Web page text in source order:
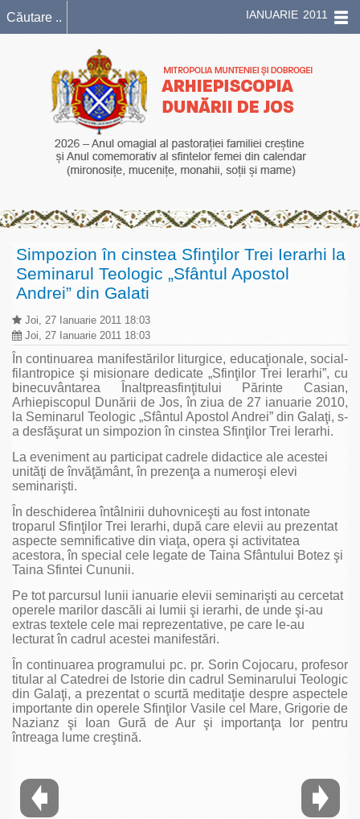
IANUARIE 2011
Simpozion în cinstea Sfinţilor Trei Ierarhi la
Seminarul Teologic „Sfântul Apostol
Andrei” din Galati
Joi, 27 Ianuarie 2011 18:03
Joi, 27 Ianuarie 2011 18:03
În continuarea manifestărilor liturgice, educaţionale, social-
filantropice şi misionare dedicate „Sfinţilor Trei Ierarhi”, cu
binecuvântarea Înaltpreasfinţitului Părinte Casian,
Arhiepiscopul Dunării de Jos, în ziua de 27 ianuarie 2010,
la Seminarul Teologic „Sfântul Apostol Andrei” din Galaţi, s-
a desfăşurat un simpozion în cinstea Sfinţilor Trei Ierarhi.
La eveniment au participat cadrele didactice ale acestei
unităţi de învăţământ, în prezenţa a numeroşi elevi
seminarişti.
În deschiderea întâlnirii duhovniceşti au fost intonate
troparul Sfinţilor Trei Ierarhi, după care elevii au prezentat
aspecte semnificative din viaţa, opera şi activitatea
acestora, în special cele legate de Taina Sfântului Botez şi
Taina Sfintei Cununii.
Pe tot parcursul lunii ianuarie elevii seminarişti au cercetat
operele marilor dascăli ai lumii şi ierarhi, de unde şi-au
extras textele cele mai reprezentative, pe care le-au
lecturat în cadrul acestei manifestări.
În continuarea programului pc. pr. Sorin Cojocaru, profesor
titular al Catedrei de Istorie din cadrul Seminarului Teologic
din Galaţi, a prezentat o scurtă meditaţie despre aspectele
importante din operele Sfinţilor Vasile cel Mare, Grigorie de
Nazianz şi Ioan Gură de Aur şi importanţa lor pentru
întreaga lume creştină.